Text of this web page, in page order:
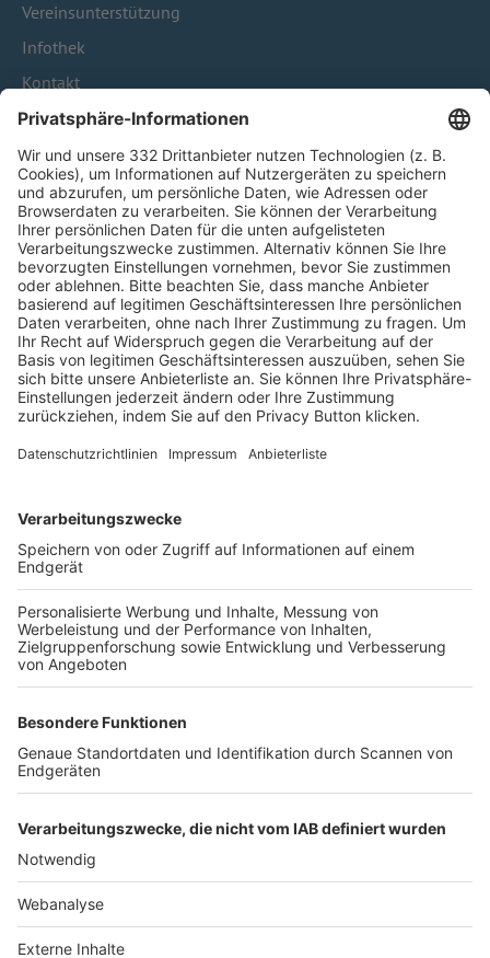
Vereinsunterstützung
Infothek
Kontakt
HÄUFIG BESUCHTE SEITEN
Pässe und Vereinswechsel
Trainerausbildung
Schulungsangebot Vereinsmitarbeiter
BFV-Geschäftsstellen
Trainerbörse
Login SpielPlus
FOLGE DEM BFV
TOP-VEREINE
TOP-PARTNER
Nutzungsbedingungen Datenschutz Impressum